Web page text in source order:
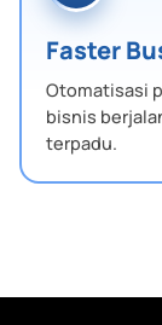
Faster
Otomatisasi
bisnis
terpadu.